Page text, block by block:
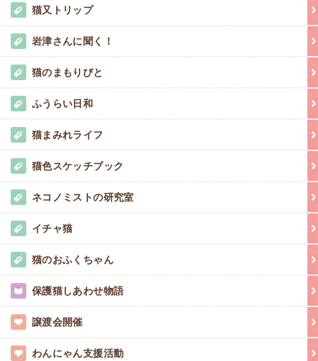
猫又トリップ
岩津さんに聞く！
猫のまもりびと
ふうらい日和
猫まみれライフ
猫色スケッチブック
ネコノミストの研究室
イチャ猫
猫のおふくちゃん
保護猫しあわせ物語
譲渡会開催
わんにゃん支援活動